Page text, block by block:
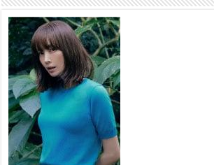
шугам хоолойн ажил 80
хувьтай үргэлжилж байна
2026 оны 7 сар 20 / 9 цаг 14 минут
Усархаг аадар бороо орж
байгаа тул аюулгүй байдлаа
хангаж, үер усны аюулаас
сэрэмжлэхийг нийслэлийн
Онцгой байдлын газраас анхааруулж байна
2026 оны 7 сар 20 / 9 цаг 09 минут
311 алба хаагч, 119 техник хэрэгсэлтэй ажиллаж
үер усны аюул, болзошгүй эрсдэлээс сэргийлж